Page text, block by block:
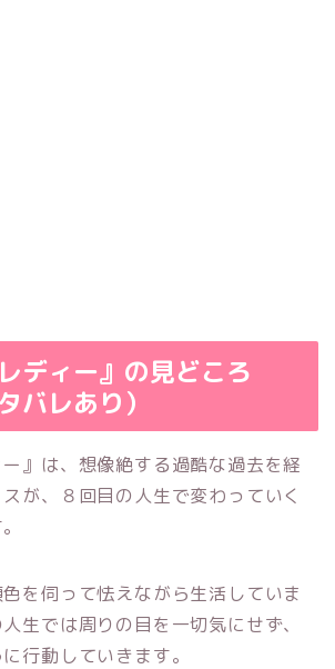
ディー』の見どころ
バレあり）
ー』は、想像絶する過酷な過去を経
が、８回目の人生で変わっていく
を伺って怯えながら生活していま
生では周りの目を一切気にせず、
行動していきます。